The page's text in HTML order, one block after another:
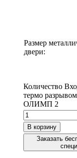
Размер
двери:
Количество
термо
ОЛИМП 2
В корзину
Заказать